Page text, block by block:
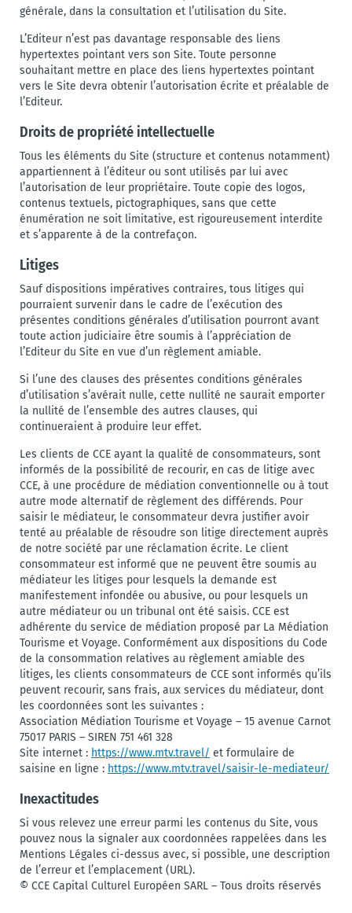
générale, dans la consultation et l’utilisation du Site.
L’Editeur n’est pas davantage responsable des liens
hypertextes pointant vers son Site. Toute personne
souhaitant mettre en place des liens hypertextes pointant
vers le Site devra obtenir l’autorisation écrite et préalable de
l’Editeur.
Droits de propriété intellectuelle
Tous les éléments du Site (structure et contenus notamment)
appartiennent à l’éditeur ou sont utilisés par lui avec
l’autorisation de leur propriétaire. Toute copie des logos,
contenus textuels, pictographiques, sans que cette
énumération ne soit limitative, est rigoureusement interdite
et s’apparente à de la contrefaçon.
Litiges
Sauf dispositions impératives contraires, tous litiges qui
pourraient survenir dans le cadre de l’exécution des
présentes conditions générales d’utilisation pourront avant
toute action judiciaire être soumis à l’appréciation de
l’Editeur du Site en vue d’un règlement amiable.
Si l’une des clauses des présentes conditions générales
d’utilisation s’avérait nulle, cette nullité ne saurait emporter
la nullité de l’ensemble des autres clauses, qui
continueraient à produire leur effet.
Les clients de CCE ayant la qualité de consommateurs, sont
informés de la possibilité de recourir, en cas de litige avec
CCE, à une procédure de médiation conventionnelle ou à tout
autre mode alternatif de règlement des différends. Pour
saisir le médiateur, le consommateur devra justifier avoir
tenté au préalable de résoudre son litige directement auprès
de notre société par une réclamation écrite. Le client
consommateur est informé que ne peuvent être soumis au
médiateur les litiges pour lesquels la demande est
manifestement infondée ou abusive, ou pour lesquels un
autre médiateur ou un tribunal ont été saisis. CCE est
adhérente du service de médiation proposé par La Médiation
Tourisme et Voyage. Conformément aux dispositions du Code
de la consommation relatives au règlement amiable des
litiges, les clients consommateurs de CCE sont informés qu’ils
peuvent recourir, sans frais, aux services du médiateur, dont
les coordonnées sont les suivantes :
Association Médiation Tourisme et Voyage – 15 avenue Carnot
75017 PARIS – SIREN 751 461 328
Site internet : https://www.mtv.travel/ et formulaire de
saisine en ligne : https://www.mtv.travel/saisir-le-mediateur/
Inexactitudes
Si vous relevez une erreur parmi les contenus du Site, vous
pouvez nous la signaler aux coordonnées rappelées dans les
Mentions Légales ci-dessus avec, si possible, une description
de l’erreur et l’emplacement (URL).
© CCE Capital Culturel Européen SARL – Tous droits réservés